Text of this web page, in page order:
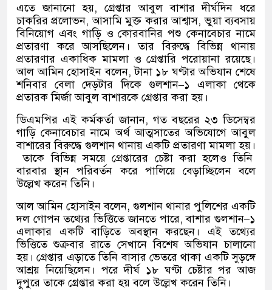
এতে জানানো হয়,গ্রেপ্তার আবুল বাশার দীর্ঘদিন ধরে
চাকরির প্রলোভন,আসামি মুক্ত করার আশ্বাস,ভুয়া ব্যবসায়
বিনিয়োগ এবং গাড়ি ও কোরবানির পশু কেনাবেচার নামে
প্রতারণা করে আসছিলেন। তার বিরুদ্ধে বিভিন্ন থানায়
প্রতারণার একাধিক মামলা ও গ্রেপ্তারি পরোয়ানা রয়েছে।
আল আমিন হোসাইন বলেন,টানা ১৮ ঘণ্টার অভিযান শেষে
শনিবার বেলা দেড়টার দিকে গুলশান–১ এলাকা থেকে
প্রতারক মির্জা আবুল বাশারকে গ্রেপ্তার করা হয়।
ডিএমপির এই কর্মকর্তা জানান, গত বছরের ২৩ ডিসেম্বর
গাড়ি কেনাবেচার নামে অর্থ আত্মসাতের অভিযোগে আবুল
বাশারের বিরুদ্ধে গুলশান থানায় একটি প্রতারণা মামলা হয়।
তাকে বিভিন্ন সময়ে গ্রেপ্তারের চেষ্টা করা হলেও তিনি
বারবার স্থান পরিবর্তন করে পালিয়ে বেড়াচ্ছিলেন বলে
উল্লেখ করেন তিনি।
আল আমিন হোসাইন বলেন, গুলশান থানার পুলিশের একটি
দল গোপন তথ্যের ভিত্তিতে জানতে পারে,বাশার গুলশান–১
এলাকার একটি বাড়িতে অবস্থান করছেন। এই তথ্যের
ভিত্তিতে শুক্রবার রাতে সেখানে বিশেষ অভিযান চালানো
হয়। গ্রেপ্তার এড়াতে তিনি বাসার ভেতরে থাকা একটি সুড়ঙ্গে
আশ্রয় নিয়েছিলেন। পরে দীর্ঘ ১৮ ঘণ্টা চেষ্টার পর আজ
দুপুরে তাকে গ্রেপ্তার করা হয় বলে উল্লেখ করেন তিনি।